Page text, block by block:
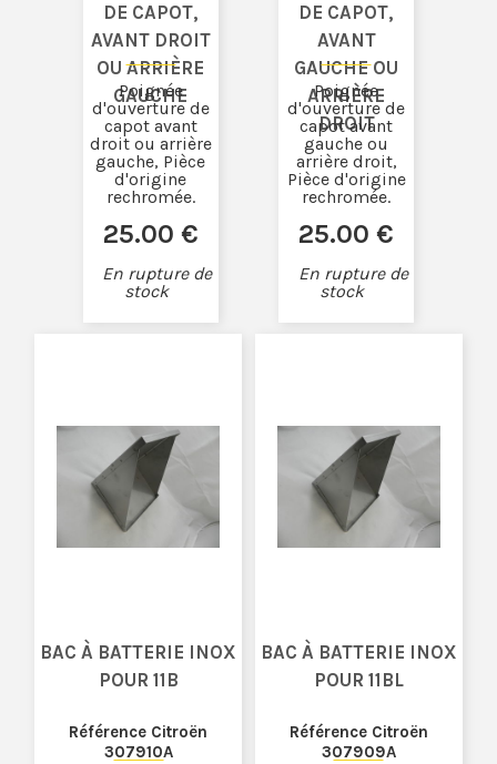
DE CAPOT,
AVANT DROIT
OU ARRIÈRE
GAUCHE
25.00 €
En rupture de
stock
Poignée
d'ouverture de
capot avant
droit ou arrière
gauche, Pièce
d'origine
rechromée.
DE CAPOT,
AVANT
GAUCHE OU
ARRIÈRE
DROIT
25.00 €
En rupture de
stock
Poignée
d'ouverture de
capot avant
gauche ou
arrière droit,
Pièce d'origine
rechromée.
BAC À BATTERIE INOX
POUR 11B
Référence Citroën
307910A
BAC À BATTERIE INOX
POUR 11BL
Référence Citroën
307909A